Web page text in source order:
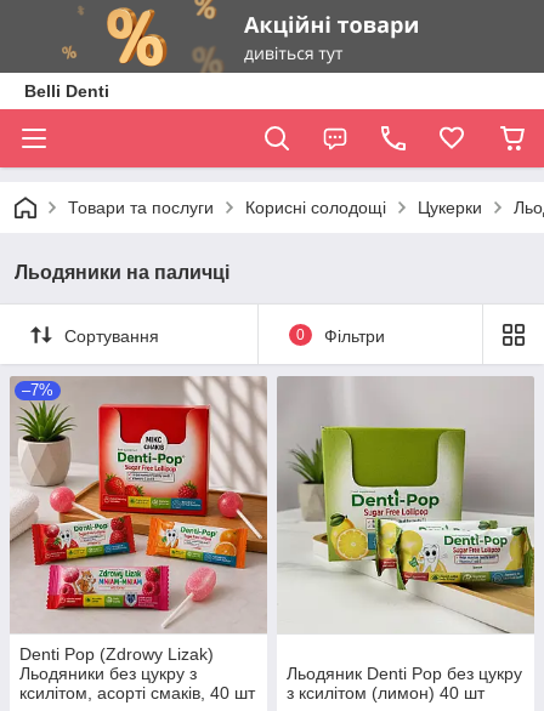
Belli Denti
Товари та послуги Корисні солодощі Цукерки
Льодяники на паличці
Сортування 0 Фільтри
–7%
Denti Pop (Zdrowy Lizak)
Льодяники без цукру з
ксилітом, асорті смаків, 40 шт
Льодяник Denti Pop без цукру
з ксилітом (лимон) 40 шт